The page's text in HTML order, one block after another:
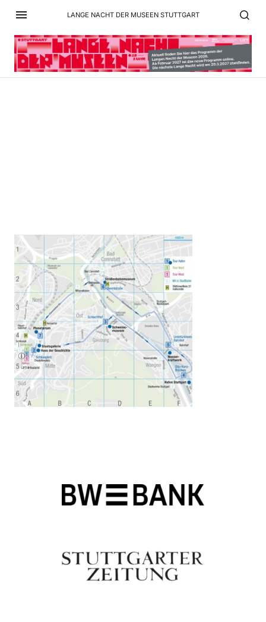
LANGE NACHT DER MUSEEN STUTTGART